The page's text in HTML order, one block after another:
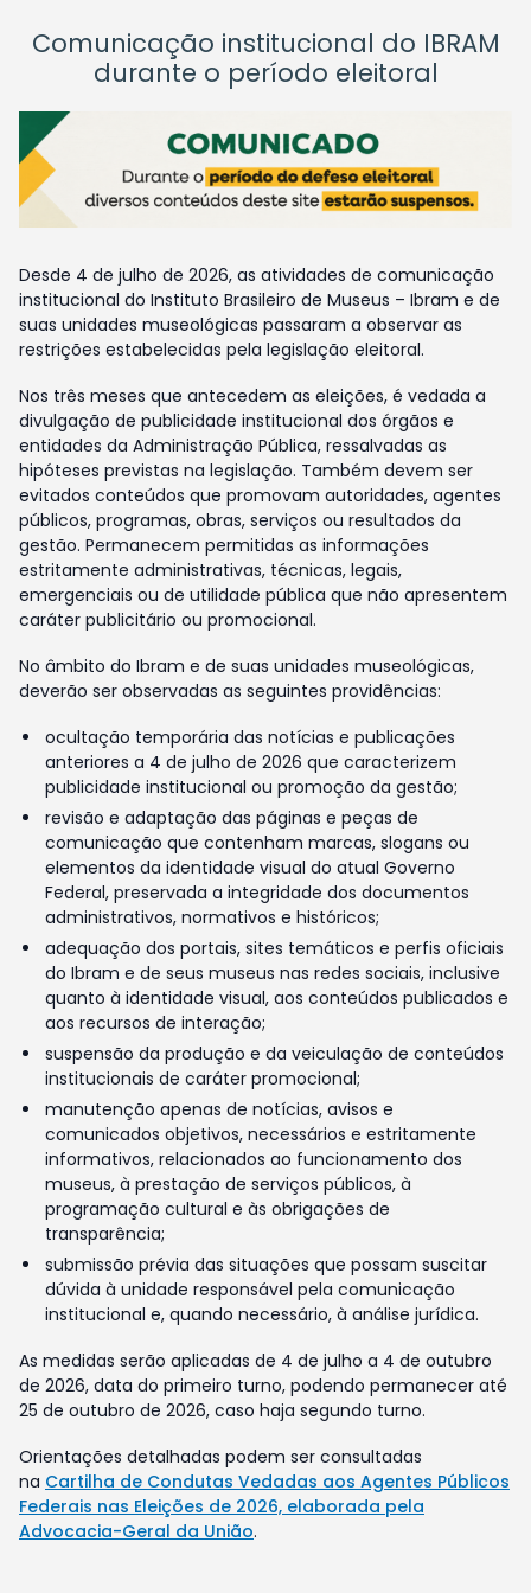
Comunicação institucional do IBRAM
durante o período eleitoral
Desde 4 de julho de 2026, as atividades de comunicação
institucional do Instituto Brasileiro de Museus – Ibram e de
suas unidades museológicas passaram a observar as
restrições estabelecidas pela legislação eleitoral.
Nos três meses que antecedem as eleições, é vedada a
divulgação de publicidade institucional dos órgãos e
entidades da Administração Pública, ressalvadas as
hipóteses previstas na legislação. Também devem ser
evitados conteúdos que promovam autoridades, agentes
públicos, programas, obras, serviços ou resultados da
gestão. Permanecem permitidas as informações
estritamente administrativas, técnicas, legais,
emergenciais ou de utilidade pública que não apresentem
caráter publicitário ou promocional.
No âmbito do Ibram e de suas unidades museológicas,
deverão ser observadas as seguintes providências:
ocultação temporária das notícias e publicações
anteriores a 4 de julho de 2026 que caracterizem
publicidade institucional ou promoção da gestão;
revisão e adaptação das páginas e peças de
comunicação que contenham marcas, slogans ou
elementos da identidade visual do atual Governo
Federal, preservada a integridade dos documentos
administrativos, normativos e históricos;
adequação dos portais, sites temáticos e perfis oficiais
do Ibram e de seus museus nas redes sociais, inclusive
quanto à identidade visual, aos conteúdos publicados e
aos recursos de interação;
suspensão da produção e da veiculação de conteúdos
institucionais de caráter promocional;
manutenção apenas de notícias, avisos e
comunicados objetivos, necessários e estritamente
informativos, relacionados ao funcionamento dos
museus, à prestação de serviços públicos, à
programação cultural e às obrigações de
transparência;
submissão prévia das situações que possam suscitar
dúvida à unidade responsável pela comunicação
institucional e, quando necessário, à análise jurídica.
As medidas serão aplicadas de 4 de julho a 4 de outubro
de 2026, data do primeiro turno, podendo permanecer até
25 de outubro de 2026, caso haja segundo turno.
Orientações detalhadas podem ser consultadas
na Cartilha de Condutas Vedadas aos Agentes Públicos
Federais nas Eleições de 2026, elaborada pela
Advocacia-Geral da União.